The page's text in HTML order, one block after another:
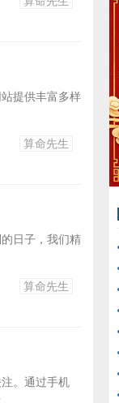
提供丰富多样
算命先生
日子，我们精
算命先生
。通过手机